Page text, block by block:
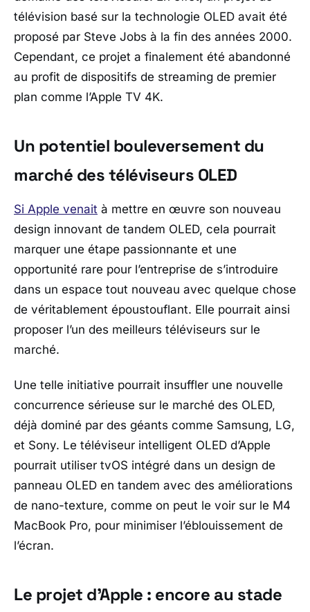
télévision basé sur la technologie OLED avait été
proposé par Steve Jobs à la fin des années 2000.
Cependant, ce projet a finalement été abandonné
au profit de dispositifs de streaming de premier
plan comme l’Apple TV 4K.
Un potentiel bouleversement du
marché des téléviseurs OLED
Si Apple venait à mettre en œuvre son nouveau
design innovant de tandem OLED, cela pourrait
marquer une étape passionnante et une
opportunité rare pour l’entreprise de s’introduire
dans un espace tout nouveau avec quelque chose
de véritablement époustouflant. Elle pourrait ainsi
proposer l’un des meilleurs téléviseurs sur le
marché.
Une telle initiative pourrait insuffler une nouvelle
concurrence sérieuse sur le marché des OLED,
déjà dominé par des géants comme Samsung, LG,
et Sony. Le téléviseur intelligent OLED d’Apple
pourrait utiliser tvOS intégré dans un design de
panneau OLED en tandem avec des améliorations
de nano-texture, comme on peut le voir sur le M4
MacBook Pro, pour minimiser l’éblouissement de
l’écran.
Le projet d’Apple : encore au stade